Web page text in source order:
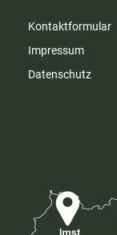
Kontaktformular
Impressum
Datenschutz